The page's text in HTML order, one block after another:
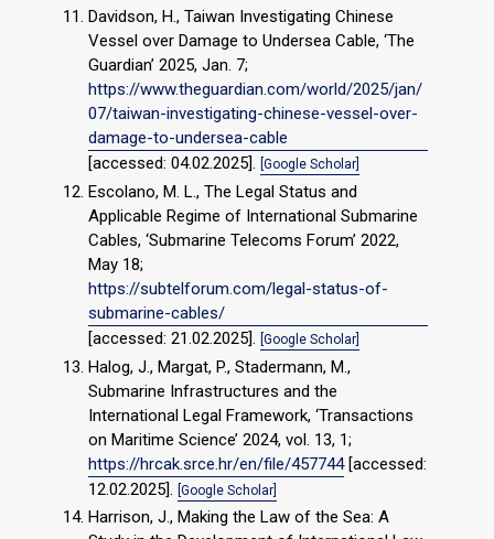
Davidson, H., Taiwan Investigating Chinese
Vessel over Damage to Undersea Cable, ‘The
Guardian’ 2025, Jan. 7;
https://www.theguardian.com/world/2025/jan/
07/taiwan-investigating-chinese-vessel-over-
damage-to-undersea-cable
[accessed: 04.02.2025]. [Google Scholar]
Escolano, M. L., The Legal Status and
Applicable Regime of International Submarine
Cables, ‘Submarine Telecoms Forum’ 2022,
May 18;
https://subtelforum.com/legal-status-of-
submarine-cables/
[accessed: 21.02.2025]. [Google Scholar]
Halog, J., Margat, P., Stadermann, M.,
Submarine Infrastructures and the
International Legal Framework, ‘Transactions
on Maritime Science’ 2024, vol. 13, 1;
https://hrcak.srce.hr/en/file/457744[accessed:
12.02.2025]. [Google Scholar]
Harrison, J., Making the Law of the Sea: A